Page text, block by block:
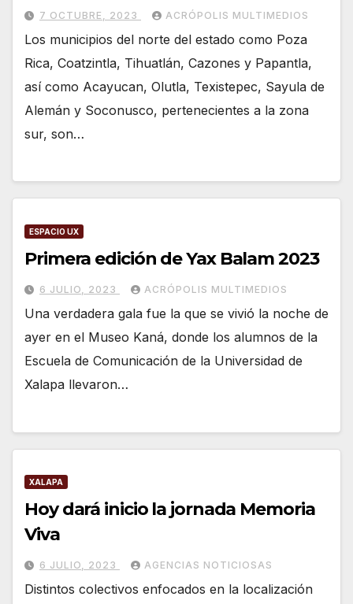
7 OCTUBRE, 2023 ACRÓPOLIS MULTIMEDIOS
Los municipios del norte del estado como Poza
Rica, Coatzintla, Tihuatlán, Cazones y Papantla,
así como Acayucan, Olutla, Texistepec, Sayula de
Alemán y Soconusco, pertenecientes a la zona
sur, son…
ESPACIO UX
Primera edición de Yax Balam 2023
6 JULIO, 2023 ACRÓPOLIS MULTIMEDIOS
Una verdadera gala fue la que se vivió la noche de
ayer en el Museo Kaná, donde los alumnos de la
Escuela de Comunicación de la Universidad de
Xalapa llevaron…
XALAPA
Hoy dará inicio la jornada Memoria
Viva
6 JULIO, 2023 AGENCIAS NOTICIOSAS
Distintos colectivos enfocados en la localización